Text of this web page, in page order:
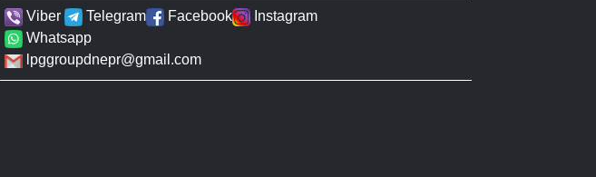
Viber Telegram Facebook
Instagram
Whatsapp
lpggroupdnepr@gmail.com